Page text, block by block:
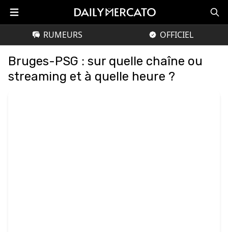
RUMEURS OFFICIEL
Bruges-PSG : sur quelle chaîne ou
streaming et à quelle heure ?